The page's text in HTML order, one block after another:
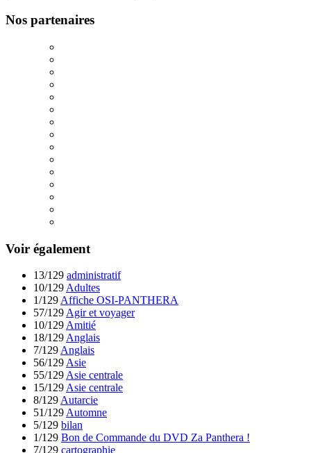
Nos partenaires
Voir également
13/129 administratif
10/129 Adultes
1/129 Affiche OSI-PANTHERA
57/129 Agir et voyager
10/129 Amitié
18/129 Anglais
7/129 Anglais
56/129 Asie
55/129 Asie centrale
15/129 Asie centrale
8/129 Autarcie
51/129 Automne
5/129 bilan
1/129 Bon de Commande du DVD Za Panthera !
7/129 cartographie